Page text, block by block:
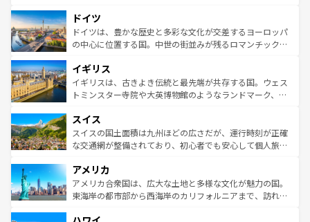
せる。地方によって風土や気候が異なるスペインはその個
性で訪れる人を魅了する。 なお、新着のスペイン情報は コ
ンテンツ一覧を参照してほしい。
で、幅広い魅力が詰まっている。華麗な宮殿、歴史的な大
聖堂、美しいビーチ、そして豊かな自然が、訪れる者を心
から魅了する。また、フランスは美食の国としても知ら
いる。シャンパンの発祥地であるランス、プロヴァンスの
香り高いラベンダー畑など、多彩な楽しみ方が可能だ。さ
らに、パリ以外の地域にも魅力が溢れており、どの街角に
れる地方に足を運ぶとそれぞれで全く異なる文化を体験で
きるだろう。 なお、新着のフランス情報はコンテンツ一覧
を参照してほしい。
ドイツ
ドイツは、豊かな歴史と多彩な文化が交差するヨーロッパ
の中心に位置する国。中世の街並みが残るロマンチック街
顔を持つこの国は、どこを歩いても飽きることがない。ベ
ルリンの文化的活気、バイエルン州のアルプスの絶景、そ
してライン川沿いのワイン畑といった風景は必見。ビール
は、お酒好きな人にはぜひ体験してほしい。 なお、新着の
ドイツ情報はコンテンツ一覧を参照してほしい。
イギリス
イギリスは、古きよき伝統と最先端が共存する国。ウェス
トミンスター寺院や大英博物館のようなランドマーク、歴
リアごとに異なる魅力がある。また、優雅なアフタヌーン
ティー、ビール好きにはたまらない英国パブ、サッカー観
戦など、本場だからこそできる体験も豊富。イギリスを旅
ンツ一覧を参照してほしい。
スイス
スイスの国土面積は九州ほどの広さだが、運行時刻が正確
な交通網が整備されており、初心者でも安心して個人旅行
の建物がそのまま残る町や、スイスならではのユニークな
博物館もあり、アルプス観光だけでなく町歩きも満喫する
ことができる。国民の所得が高いため物価も高いが、旅行
ば市内交通費無料で観光を楽しむこともできる。 なお、新
アメリカ
アメリカ合衆国は、広大な土地と多様な文化が魅力の国。
東海岸の都市部から西海岸のカリフォルニアまで、訪れる